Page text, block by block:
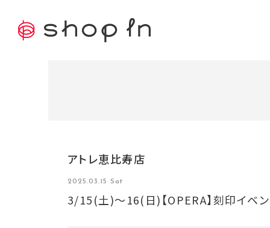
アトレ恵比寿店
2025.03.15 Sat
3/15(土)〜16(日)【OPERA】刻印イベン